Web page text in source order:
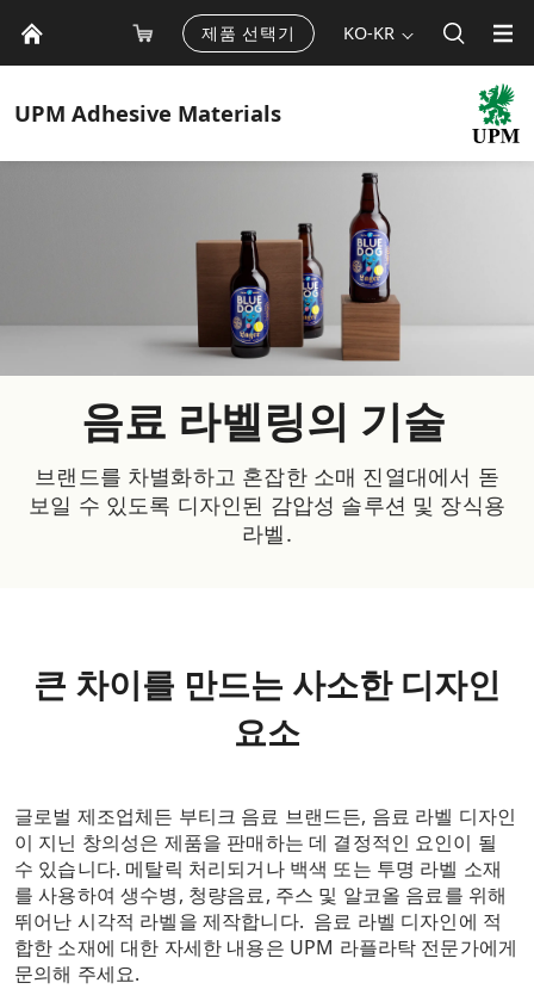
제품 선택기 KO-KR
UPM Adhesive Materials
음료 라벨링의 기술
브랜드를 차별화하고 혼잡한 소매 진열대에서 돋
보일 수 있도록 디자인된 감압성 솔루션 및 장식용
라벨.
큰 차이를 만드는 사소한 디자인
요소
글로벌 제조업체든 부티크 음료 브랜드든, 음료 라벨 디자인
이 지닌 창의성은 제품을 판매하는 데 결정적인 요인이 될
수 있습니다. 메탈릭 처리되거나 백색 또는 투명 라벨 소재
를 사용하여 생수병, 청량음료, 주스 및 알코올 음료를 위해
뛰어난 시각적 라벨을 제작합니다. 음료 라벨 디자인에 적
합한 소재에 대한 자세한 내용은 UPM 라플라탁 전문가에게
문의해 주세요.